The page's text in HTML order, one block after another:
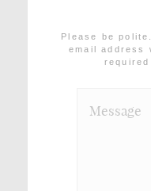
Please be
email address